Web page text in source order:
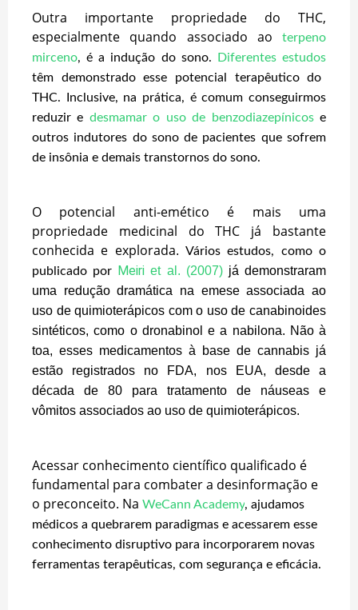
Outra importante propriedade do THC,
especialmente quando associado ao
terpeno
mirceno, é a indução do sono.
Diferentes estudos
têm demonstrado esse potencial terapêutico do
THC. Inclusive, na prática, é comum conseguirmos
reduzir e desmamar o uso de benzodiazepínicose
outros indutores do sono de pacientes que sofrem
de insônia e demais transtornos do sono.
O potencial anti-emético é mais uma
propriedade medicinal do THC já bastante
conhecida e explorada.Vários estudos, como o
publicado por Meiri et al. (2007)já demonstraram
uma redução dramática na emese associada ao
uso de quimioterápicos com o uso de canabinoides
sintéticos, como o dronabinol e a nabilona. Não à
toa, esses medicamentos à base de cannabis já
estão registrados no FDA, nos EUA, desde a
década de 80 para tratamento de náuseas e
vômitos associados ao uso de quimioterápicos.
Acessar conhecimento científico qualificado é
fundamental para combater a desinformação e
o preconceito. Na WeCann Academy, ajudamos
médicos a quebrarem paradigmas e acessarem esse
conhecimento disruptivo para incorporarem novas
ferramentas terapêuticas, com segurança e eficácia.